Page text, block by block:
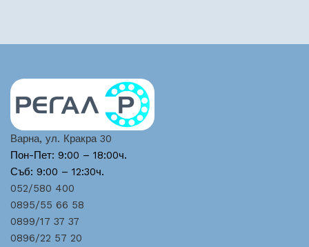
Варна, ул. Кракра 30
Пон-Пет: 9:00 – 18:00ч.
Съб: 9:00 – 12:30ч.
052/580 400
0895/55 66 58
0899/17 37 37
0896/22 57 20